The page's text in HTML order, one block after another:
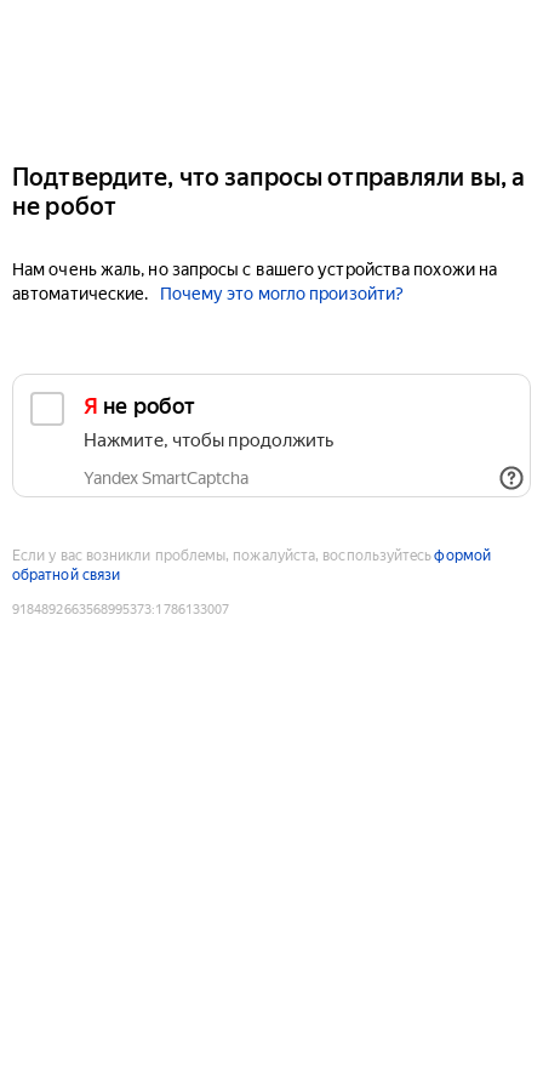
Подтвердите, что запросы отправляли вы, а
не робот
Нам очень жаль, но запросы с вашего устройства похожи на
автоматические.
Почему это могло произойти?
Я не робот
Нажмите, чтобы продолжить
Yandex SmartCaptcha
Если у вас возникли проблемы, пожалуйста, воспользуйтесьформой
обратной связи
9184892663568995373:1786133007